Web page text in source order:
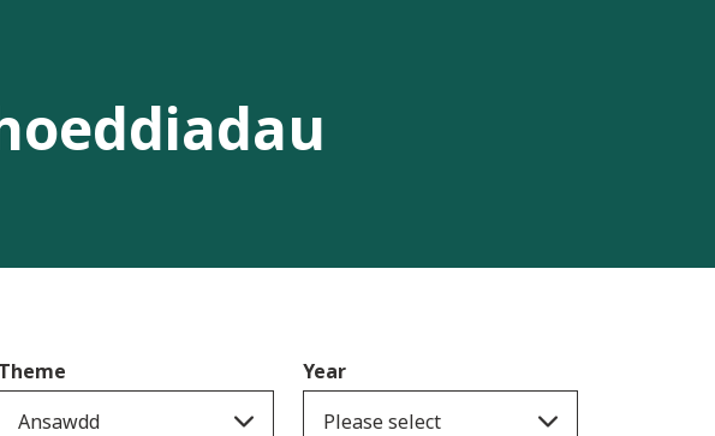
Theme
Ansawdd
Year
Please select